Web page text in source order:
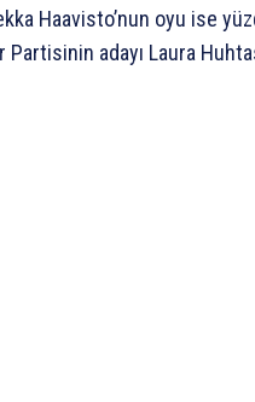
Haavisto’nun oyu ise
Partisinin adayı Laura